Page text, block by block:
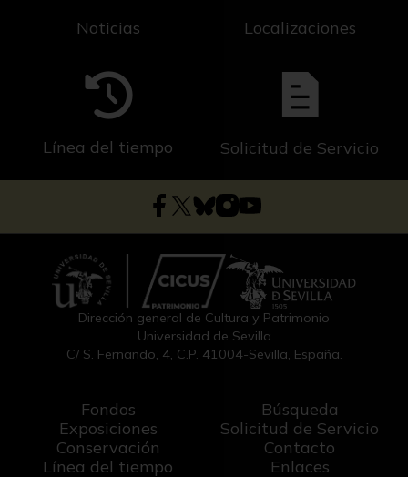
Noticias Localizaciones
Línea del tiempo Solicitud de Servicio
Dirección general de Cultura y Patrimonio
Universidad de Sevilla
C/ S. Fernando, 4, C.P. 41004-Sevilla, España.
Fondos
Exposiciones
Conservación
Línea del tiempo
Búsqueda
Solicitud de Servicio
Contacto
Enlaces